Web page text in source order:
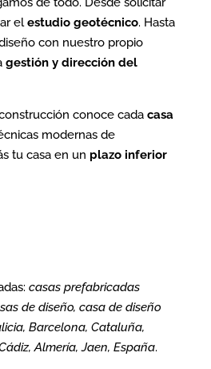
elestudio geotécnico. Hasta
con nuestro propio
gestión y dirección del
conoce cada casa
modernas de
tu casa en un plazo inferior
casas prefabricadas
de diseño, casa de diseño
Barcelona, Cataluña,
Almería, Jaen, España.